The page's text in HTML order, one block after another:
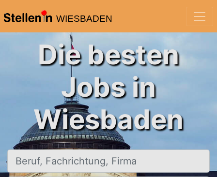
WIESBADEN
Die besten
Jobs in
Wiesbaden
Beruf, Fachrichtung, Firma